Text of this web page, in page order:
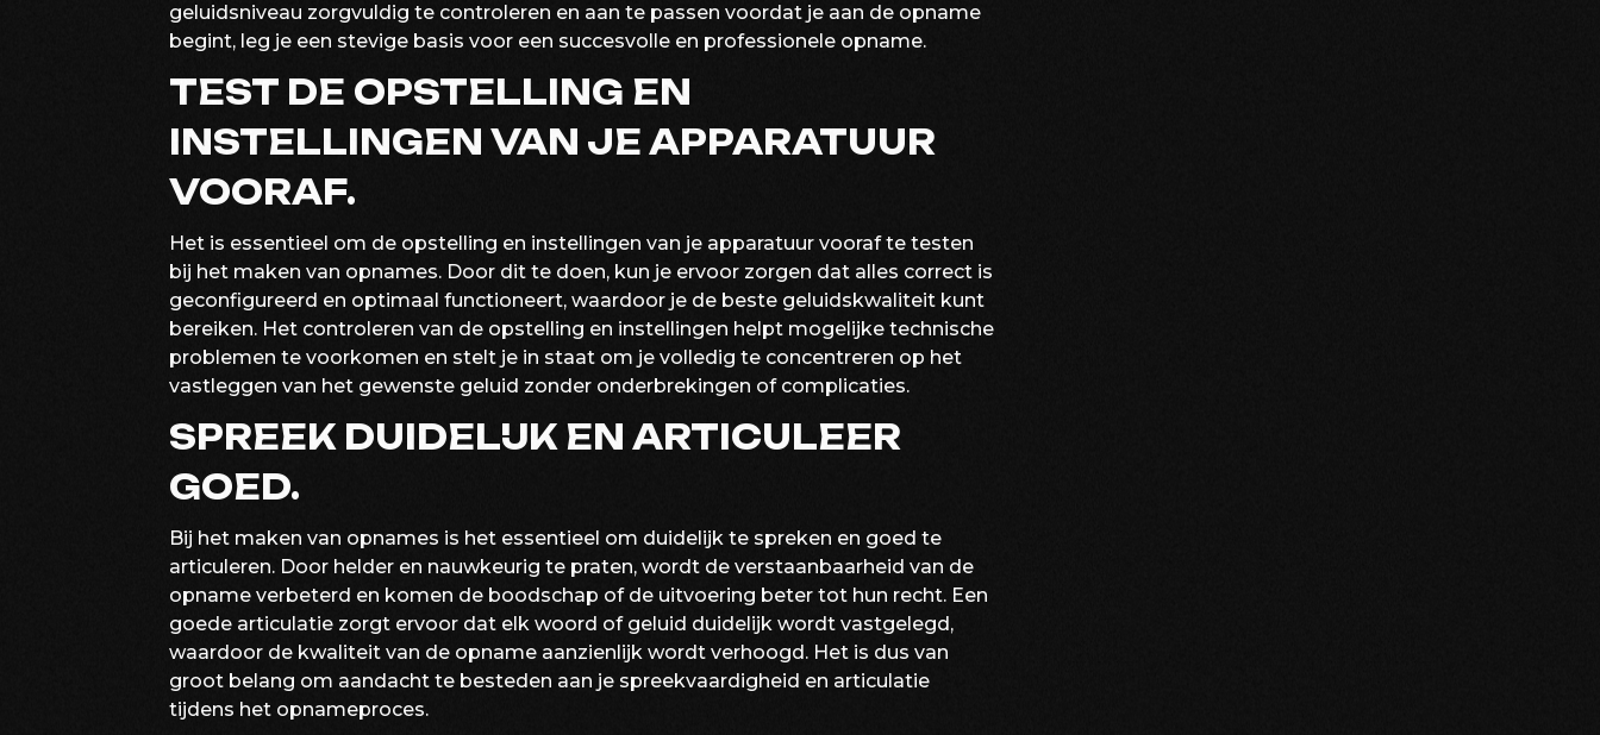
geluidsniveau zorgvuldig te controleren en aan te passen voordat je aan de opname
begint, leg je een stevige basis voor een succesvolle en professionele opname.
TEST DE OPSTELLING EN
INSTELLINGEN VAN JE APPARATUUR
VOORAF.
Het is essentieel om de opstelling en instellingen van je apparatuur vooraf te testen
bij het maken van opnames. Door dit te doen, kun je ervoor zorgen dat alles correct is
geconfigureerd en optimaal functioneert, waardoor je de beste geluidskwaliteit kunt
bereiken. Het controleren van de opstelling en instellingen helpt mogelijke technische
problemen te voorkomen en stelt je in staat om je volledig te concentreren op het
vastleggen van het gewenste geluid zonder onderbrekingen of complicaties.
SPREEK DUIDELIJK EN ARTICULEER
GOED.
Bij het maken van opnames is het essentieel om duidelijk te spreken en goed te
articuleren. Door helder en nauwkeurig te praten, wordt de verstaanbaarheid van de
opname verbeterd en komen de boodschap of de uitvoering beter tot hun recht. Een
goede articulatie zorgt ervoor dat elk woord of geluid duidelijk wordt vastgelegd,
waardoor de kwaliteit van de opname aanzienlijk wordt verhoogd. Het is dus van
groot belang om aandacht te besteden aan je spreekvaardigheid en articulatie
tijdens het opnameproces.